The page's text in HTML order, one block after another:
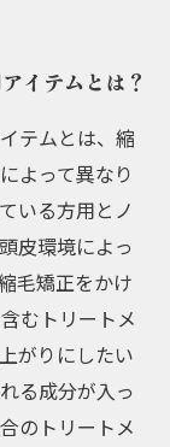
イテムとは？
テムとは、縮
よって異なり
いる方用とノ
皮環境によっ
毛矯正をかけ
むトリートメ
がりにしたい
る成分が入っ
のトリートメ